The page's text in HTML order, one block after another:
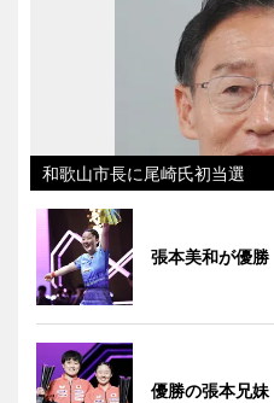
和歌山市長に尾崎氏初当選
張本美和が優
優勝の張本兄